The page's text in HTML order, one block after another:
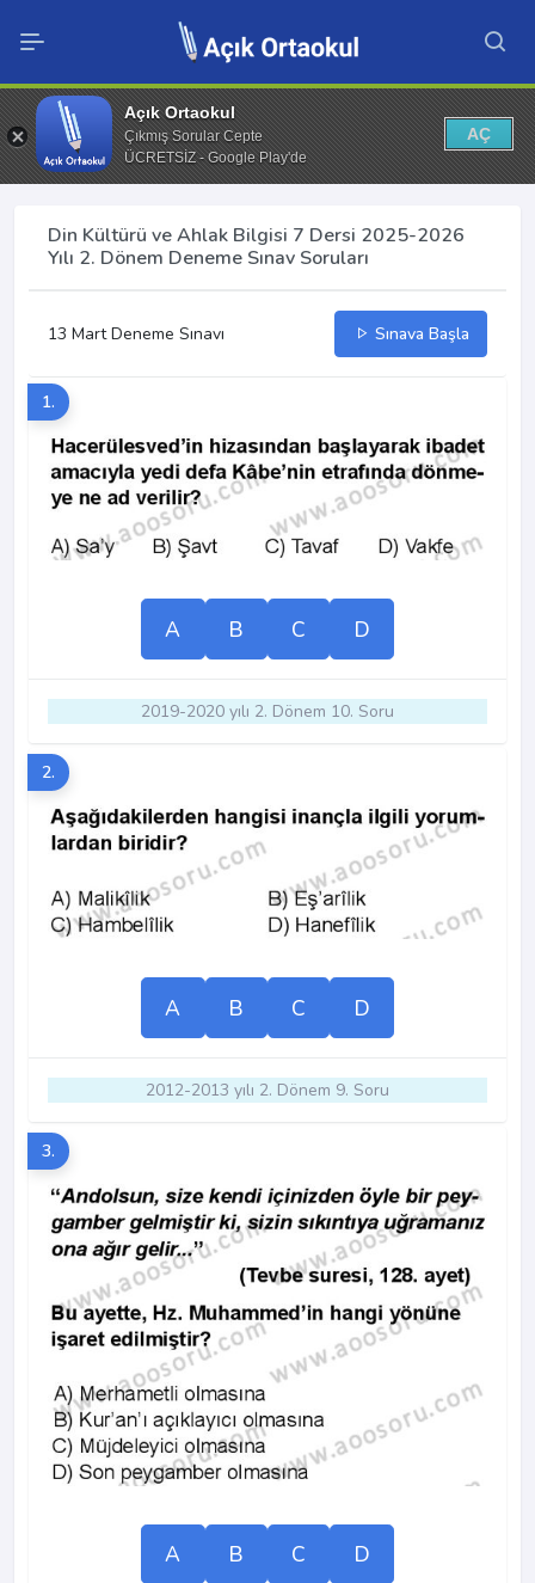
Açık Ortaokul
Çıkmış Sorular Cepte
ÜCRETSİZ - Google Play'de
AÇ
Din Kültürü ve Ahlak Bilgisi 7 Dersi 2025-2026
Yılı 2. Dönem Deneme Sınav Soruları
13 Mart Deneme Sınavı Sınava Başla
1.
A B C D
2019-2020 yılı 2. Dönem 10. Soru
2.
A B C D
2012-2013 yılı 2. Dönem 9. Soru
3.
A B C D